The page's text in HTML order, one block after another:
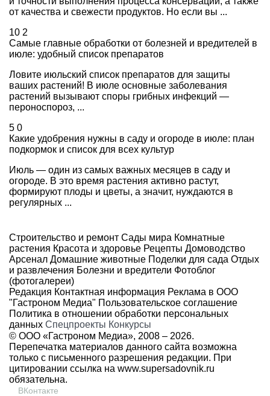
от качества и свежести продуктов. Но если вы ...
10 2
Самые главные обработки от болезней и вредителей в
июле: удобный список препаратов
Ловите июльский список препаратов для защиты
ваших растений! В июле основные заболевания
растений вызывают споры грибных инфекций —
пероноспороз, ...
5 0
Какие удобрения нужны в саду и огороде в июле: план
подкормок и список для всех культур
Июль — один из самых важных месяцев в саду и
огороде. В это время растения активно растут,
формируют плоды и цветы, а значит, нуждаются в
регулярных ...
Строительство и ремонт Сады мира Комнатные
растения Красота и здоровье Рецепты Домоводство
Арсенал Домашние животные Поделки для сада Отдых
и развлечения Болезни и вредители Фотоблог
(фотогалереи)
Редакция Контактная информация Реклама в ООО
"Гастроном Медиа" Пользовательское соглашение
Политика в отношении обработки персональных
данных Спецпроекты Конкурсы
© ООО «Гастроном Медиа», 2008 – 2026.
Перепечатка материалов данного сайта возможна
только с письменного разрешения редакции. При
цитировании ссылка на www.supersadovnik.ru
обязательна.
ВКонтакте